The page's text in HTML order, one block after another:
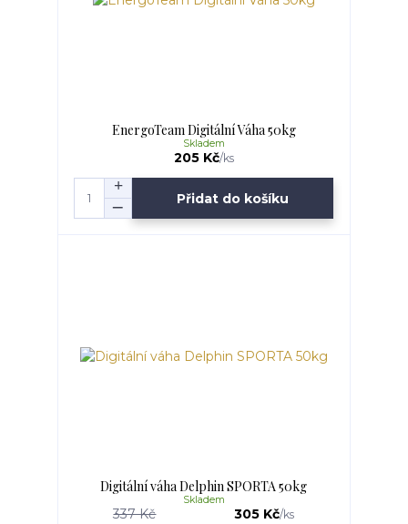
EnergoTeam Digitální Váha 50kg
205 Kč/ks
Skladem
Přidat do košíku
Digitální váha Delphin SPORTA 50kg
337 Kč 305 Kč/ks
Skladem